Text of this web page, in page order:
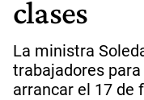
clases
La ministra
trabajadores
arrancar el 17 de